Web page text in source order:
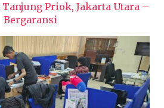
Tanjung Priok, Jakarta Utara –
Bergaransi